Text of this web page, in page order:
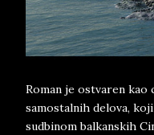
Roman je ostvaren kao
samostalnih delova,
sudbinom balkanskih